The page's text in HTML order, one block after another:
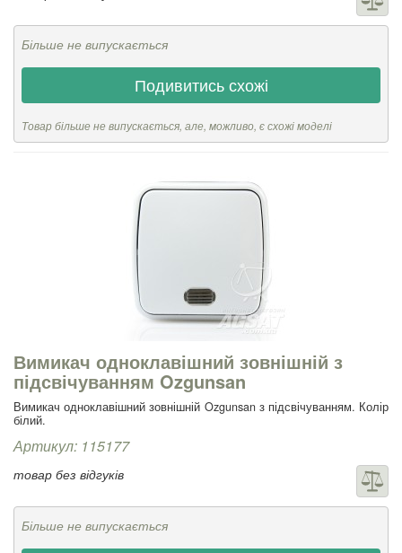
Більше не випускається
Подивитись схожі
Товар більше не випускається, але, можливо, є схожі моделі
Вимикач одноклавішний зовнішній з
підсвічуванням Ozgunsan
Вимикач одноклавішний зовнішній Ozgunsan з підсвічуванням. Колір
білий.
Артикул: 115177
товар без відгуків
Більше не випускається